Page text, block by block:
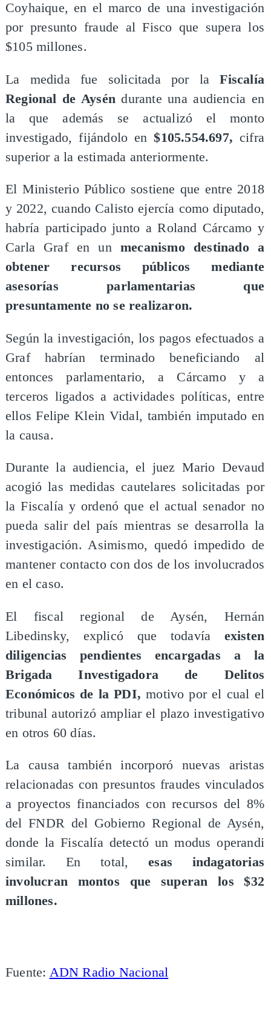
Coyhaique, en el marco de una investigación
por presunto fraude al Fisco que supera los
$105 millones.
La medida fue solicitada por laFiscalía
Regional de Aysén durante una audiencia en
la que además se actualizó el monto
investigado, fijándolo en$105.554.697, cifra
superior a la estimada anteriormente.
El Ministerio Público sostiene que entre 2018
y 2022, cuando Calisto ejercía como diputado,
habría participado junto a Roland Cárcamo y
Carla Graf en un mecanismo destinado a
obtener recursos públicos mediante
asesorías parlamentarias que
presuntamente no se realizaron.
Según la investigación, los pagos efectuados a
Graf habrían terminado beneficiando al
entonces parlamentario, a Cárcamo y a
terceros ligados a actividades políticas, entre
ellos Felipe Klein Vidal, también imputado en
la causa.
Durante la audiencia, el juez Mario Devaud
acogió las medidas cautelares solicitadas por
la Fiscalía y ordenó que el actual senador no
pueda salir del país mientras se desarrolla la
investigación. Asimismo, quedó impedido de
mantener contacto con dos de los involucrados
en el caso.
El fiscal regional de Aysén, Hernán
Libedinsky, explicó que todavía existen
diligencias pendientes encargadas a la
Brigada Investigadora de Delitos
Económicos de la PDI, motivo por el cual el
tribunal autorizó ampliar el plazo investigativo
en otros 60 días.
La causa también incorporó nuevas aristas
relacionadas con presuntos fraudes vinculados
a proyectos financiados con recursos del 8%
del FNDR del Gobierno Regional de Aysén,
donde la Fiscalía detectó un modus operandi
similar. En total,esas indagatorias
involucran montos que superan los $32
millones.
Fuente: ADN Radio Nacional